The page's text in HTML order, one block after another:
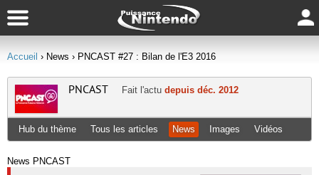
Accueil › News › PNCAST #27 : Bilan de l'E3 2016
PNCAST Fait l'actu depuis déc. 2012
Hub du thème Tous les articles News Images Vidéos
News PNCAST